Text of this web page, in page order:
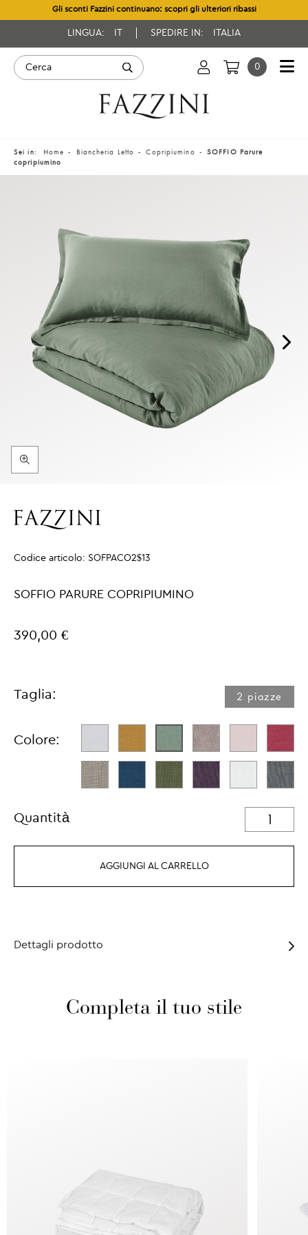
Gli sconti Fazzini continuano: scopri gli ulteriori ribassi
LINGUA: SPEDIRE IN: ITALIA
0
Sei in: Home Biancheria Letto Copripiumino
SOFFIO Parure
copripiumino
Codice articolo: SOFPACO2$13
SOFFIO PARURE COPRIPIUMINO
390,00 €
Taglia: 2 piazze
Colore:
Quantità
AGGIUNGI AL CARRELLO
Dettagli prodotto
Completa il tuo stile